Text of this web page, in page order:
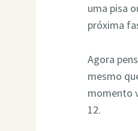
uma pisa
próxima
Agora
mesmo
momento
12.